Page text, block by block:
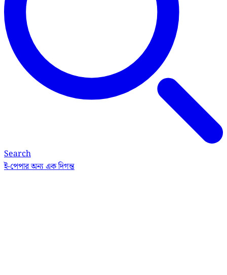
Search
ই-পেপারঅন্য এক দিগন্ত